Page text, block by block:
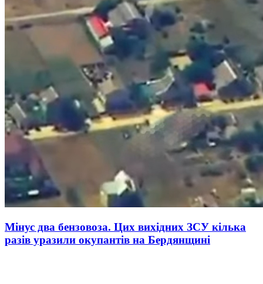
Мінус два бензовоза. Цих вихідних ЗСУ кілька
разів уразили окупантів на Бердянщині